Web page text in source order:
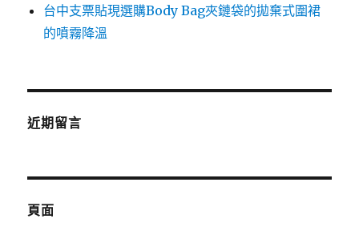
台中支票貼現選購Body Bag夾鏈袋的拋棄式圍裙
的噴霧降溫
近期留言
頁面